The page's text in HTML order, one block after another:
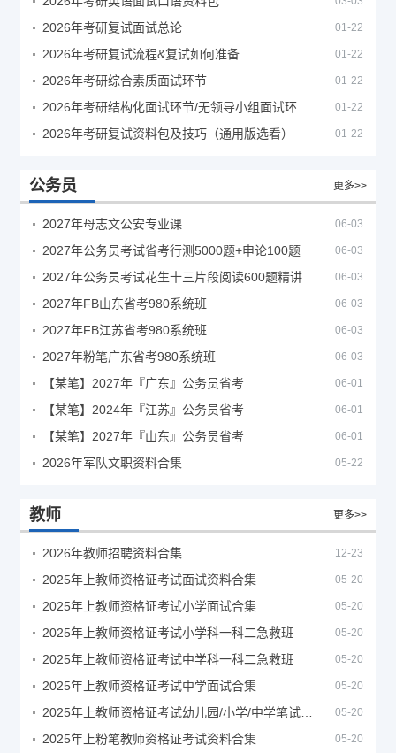
2026年考研复试面试总论 01-22
2026年考研复试流程&复试如何准备 01-22
2026年考研综合素质面试环节 01-22
01-22
2026年考研复试资料包及技巧（通用版选看） 01-22
公务员 更多>>
2027年母志文公安专业课 06-03
2027年公务员考试省考行测5000题+申论100题 06-03
2027年公务员考试花生十三片段阅读600题精讲 06-03
2027年FB山东省考980系统班 06-03
2027年FB江苏省考980系统班 06-03
2027年粉笔广东省考980系统班 06-03
【某笔】2027年『广东』公务员省考 06-01
【某笔】2024年『江苏』公务员省考 06-01
【某笔】2027年『山东』公务员省考 06-01
2026年军队文职资料合集 05-22
教师 更多>>
2026年教师招聘资料合集 12-23
2025年上教师资格证考试面试资料合集 05-20
2025年上教师资格证考试小学面试合集 05-20
2025年上教师资格证考试小学科一科二急救班 05-20
2025年上教师资格证考试中学科一科二急救班 05-20
2025年上教师资格证考试中学面试合集 05-20
05-20
2025年上粉笔教师资格证考试资料合集 05-20